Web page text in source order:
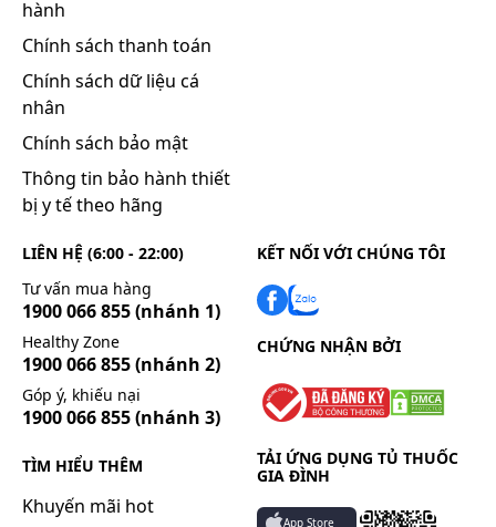
hành
Chính sách thanh toán
Chính sách dữ liệu cá
nhân
Chính sách bảo mật
Thông tin bảo hành thiết
bị y tế theo hãng
LIÊN HỆ (6:00 - 22:00)
Tư vấn mua hàng
1900 066 855(nhánh 1)
Healthy Zone
1900 066 855(nhánh 2)
Góp ý, khiếu nại
1900 066 855(nhánh 3)
TÌM HIỂU THÊM
Khuyến mãi hot
KẾT NỐI VỚI CHÚNG TÔI
CHỨNG NHẬN BỞI
TẢI ỨNG DỤNG TỦ THUỐC
GIA ĐÌNH
App Store